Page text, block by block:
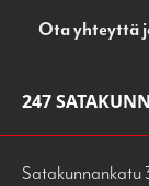
Ota yhteyttä
247
Satakunnankatu